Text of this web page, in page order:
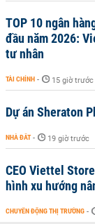
TOP 10 ngân
đầu năm 2026:
tư nhân
TÀI CHÍNH - 15 giờ trước
Dự án Sheraton
NHÀ ĐẤT - 19 giờ trước
CEO Viettel
hình xu hướng
CHUYỂN ĐỘNG THỊ TRƯỜNG -